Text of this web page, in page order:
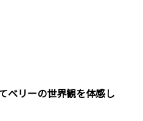
ベリーの世界観を体感し